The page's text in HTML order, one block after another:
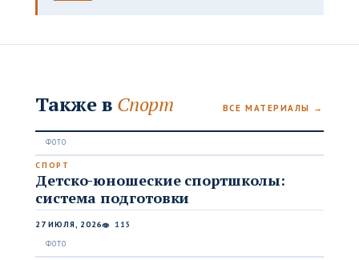
Также в Спорт ВСЕ МАТЕРИАЛЫ →
СПОРТ
Детско-юношеские спортшколы:
система подготовки
27 ИЮЛЯ, 2026👁 115